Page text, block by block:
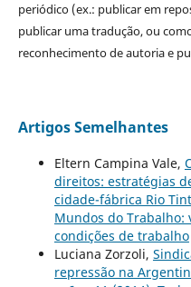
periódico (ex.: publicar em
publicar uma tradução, ou
reconhecimento de autoria e
Artigos Semelhantes
Eltern Campina Vale,
direitos: estratégias
cidade-fábrica Rio
Mundos do Trabalho:
condições de trabalho
Luciana Zorzoli,
repressão na